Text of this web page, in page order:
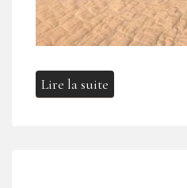
Lire la suite